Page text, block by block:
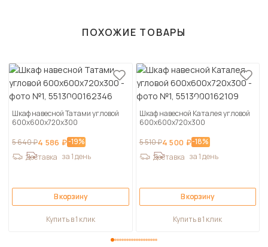
ПОХОЖИЕ ТОВАРЫ
Шкаф навесной Татами угловой
600х600х720х300
5 640 ₽4 586 ₽-19%
Доставка за 1 день
В корзину
Купить в 1 клик
Шкаф навесной Каталея угловой
600х600х720х300
5 510 ₽4 500 ₽-18%
Доставка за 1 день
В корзину
Купить в 1 клик